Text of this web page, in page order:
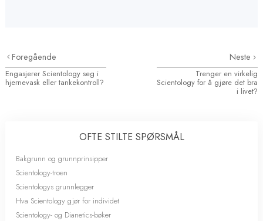
Foregående
Engasjerer Scientology seg i
hjernevask eller tankekontroll?
Neste
Trenger en virkelig
Scientology for å gjøre det bra
i livet?
OFTE STILTE SPØRSMÅL
Bakgrunn og grunnprinsipper
Scientology-troen
Scientologys grunnlegger
Hva Scientology gjør for individet
Scientology- og Dianetics-bøker